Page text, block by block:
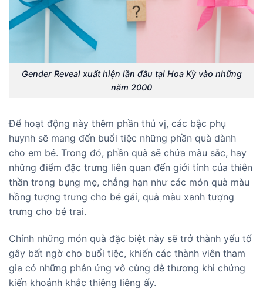
Gender Reveal xuất hiện lần đầu tại Hoa Kỳ vào những
năm 2000
Để hoạt động này thêm phần thú vị, các bậc phụ
huynh sẽ mang đến buổi tiệc những phần quà dành
cho em bé. Trong đó, phần quà sẽ chứa màu sắc, hay
những điểm đặc trưng liên quan đến giới tính của thiên
thần trong bụng mẹ, chẳng hạn như các món quà màu
hồng tượng trưng cho bé gái, quà màu xanh tượng
trưng cho bé trai.
Chính những món quà đặc biệt này sẽ trở thành yếu tố
gây bất ngờ cho buổi tiệc, khiến các thành viên tham
gia có những phản ứng vô cùng dễ thương khi chứng
kiến khoảnh khắc thiêng liêng ấy.